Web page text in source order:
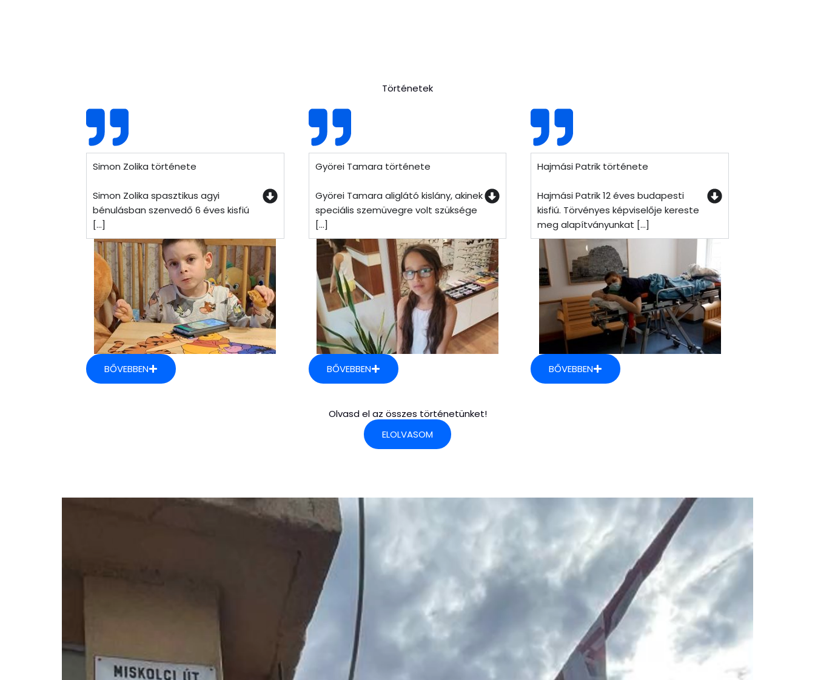
Történetek
Simon Zolika története
Simon Zolika spasztikus agyi
bénulásban szenvedő 6 éves kisfiú
[...]
BŐVEBBEN
Györei Tamara története
Györei Tamara aliglátó kislány, akinek
speciális szemüvegre volt szüksége
[...]
BŐVEBBEN
Hajmási Patrik története
Hajmási Patrik 12 éves budapesti
kisfiú. Törvényes képviselője kereste
meg alapítványunkat [...]
BŐVEBBEN
Olvasd el az összes történetünket!
ELOLVASOM